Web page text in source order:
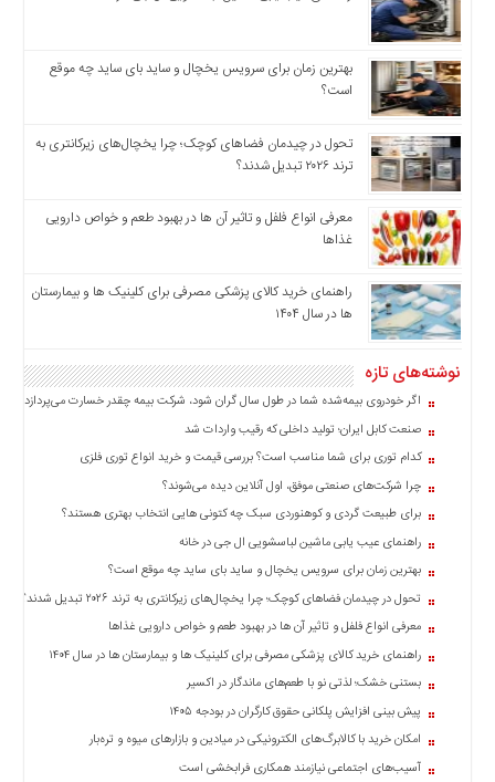
بهترین زمان برای سرویس یخچال و ساید بای ساید چه موقع
است؟
تحول در چیدمان فضاهای کوچک؛ چرا یخچال‌های زیرکانتری به
ترند ۲۰۲۶ تبدیل شدند؟
معرفی انواع فلفل و تاثیر آن ‌ها در بهبود طعم و خواص دارویی
غذاها
راهنمای خرید کالای پزشکی مصرفی برای کلینیک ها و بیمارستان
ها در سال ۱۴۰۴
نوشته‌های تازه
اگر خودروی بیمه‌شده شما در طول سال گران شود، شرکت بیمه چقدر خسارت می‌پردازد؟
صنعت کابل ایران؛ تولید داخلی که رقیب واردات شد
کدام توری برای شما مناسب است؟ بررسی قیمت و خرید انواع توری فلزی
چرا شرکت‌های صنعتی موفق، اول آنلاین دیده می‌شوند؟
برای طبیعت گردی و کوهنوردی سبک چه کتونی هایی انتخاب بهتری هستند؟
راهنمای عیب یابی ماشین لباسشویی ال جی در خانه
بهترین زمان برای سرویس یخچال و ساید بای ساید چه موقع است؟
تحول در چیدمان فضاهای کوچک؛ چرا یخچال‌های زیرکانتری به ترند ۲۰۲۶ تبدیل شدند؟
معرفی انواع فلفل و تاثیر آن ‌ها در بهبود طعم و خواص دارویی غذاها
راهنمای خرید کالای پزشکی مصرفی برای کلینیک ها و بیمارستان ها در سال ۱۴۰۴
بستنی خشک؛ لذتی نو با طعم‌های ماندگار در اکسیر
پیش بینی افزایش پلکانی حقوق کارگران در بودجه ۱۴۰۵
امکان خرید با کالابرگ‌های الکترونیکی در میادین و بازارهای میوه و تره‌بار
آسیب‌های اجتماعی نیازمند همکاری فرابخشی است